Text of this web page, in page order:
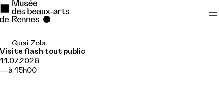
Se rendre au
Contenu principal
Quai Zola
Visite flash tout public
11.07.2026
à 15h00